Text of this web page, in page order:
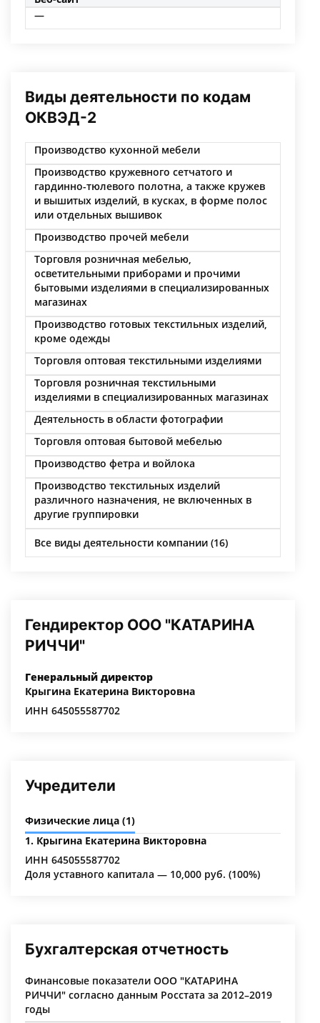
—
Виды деятельности по кодам
ОКВЭД-2
Производство кухонной мебели
Производство кружевного сетчатого и
гардинно-тюлевого полотна, а также кружев
и вышитых изделий, в кусках, в форме полос
или отдельных вышивок
Производство прочей мебели
Торговля розничная мебелью,
осветительными приборами и прочими
бытовыми изделиями в специализированных
магазинах
Производство готовых текстильных изделий,
кроме одежды
Торговля оптовая текстильными изделиями
Торговля розничная текстильными
изделиями в специализированных магазинах
Деятельность в области фотографии
Торговля оптовая бытовой мебелью
Производство фетра и войлока
Производство текстильных изделий
различного назначения, не включенных в
другие группировки
Все виды деятельности компании (16)
Гендиректор ООО "КАТАРИНА
РИЧЧИ"
Генеральный директор
Крыгина Екатерина Викторовна
ИНН 645055587702
Учредители
Физические лица (1)
1. Крыгина Екатерина Викторовна
ИНН 645055587702
Доля уставного капитала — 10,000 руб. (100%)
Бухгалтерская отчетность
Финансовые показатели ООО "КАТАРИНА
РИЧЧИ" согласно данным Росстата за 2012–2019
годы